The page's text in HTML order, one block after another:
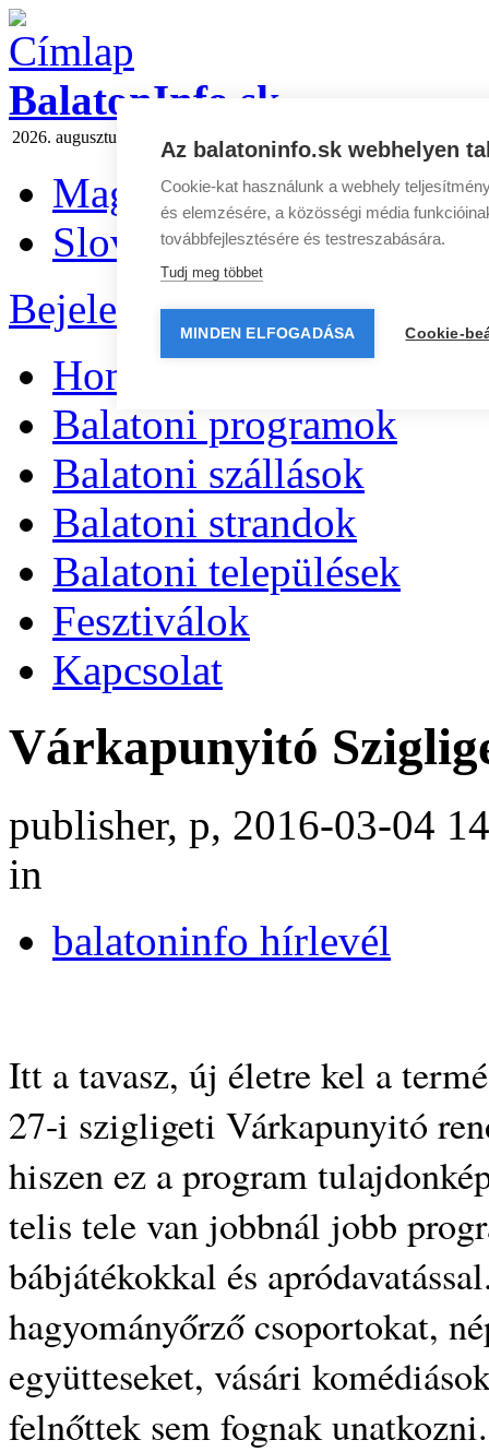
BalatonInfo.sk
2026. augusztus 8 szombat Ma: László Holnap: Emőd Hírlevél
Magyar
Slovenčina
Bejelentkezés|Regisztráció
Home
Balatoni programok
Balatoni szállások
Balatoni strandok
Balatoni települések
Fesztiválok
Kapcsolat
Várkapunyitó
publisher, p, 2016-03-04
in
balatoninfo hírlevél
Itt a tavasz, új életre kel a
27-i szigligeti Várkapunyitó
hiszen ez a program
telis tele van jobbnál jobb
bábjátékokkal és
hagyományőrző csoportokat,
együtteseket, vásári
felnőttek sem fognak unatkozni.
Az balatoninfo.sk webhelyen
Cookie-kat használunk a webhely
és elemzésére, a közösségi média
továbbfejlesztésére és testreszabására.
Tudj meg többet
MINDEN ELFOGADÁSA Cookie-